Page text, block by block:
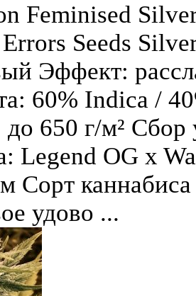
Feminised
Seeds
Эффект:
60% Indica /
650 г/м² Сбор
Legend OG x
Сорт
удово ...